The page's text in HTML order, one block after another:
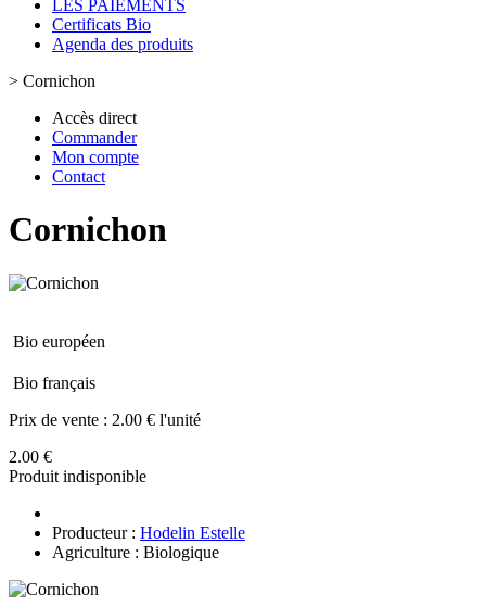
LES PAIEMENTS
Certificats Bio
Agenda des produits
> Cornichon
Accès direct
Commander
Mon compte
Contact
Cornichon
Bio européen
Bio français
Prix de vente : 2.00 € l'unité
2.00 €
Produit indisponible
Producteur : Hodelin Estelle
Agriculture : Biologique